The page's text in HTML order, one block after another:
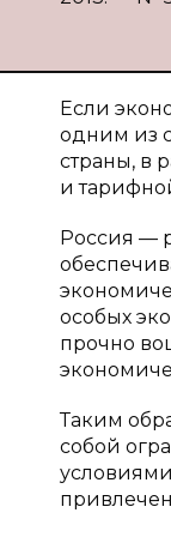
Если
одним из
страны, в
и
Россия —
особых
прочно
Таким
собой